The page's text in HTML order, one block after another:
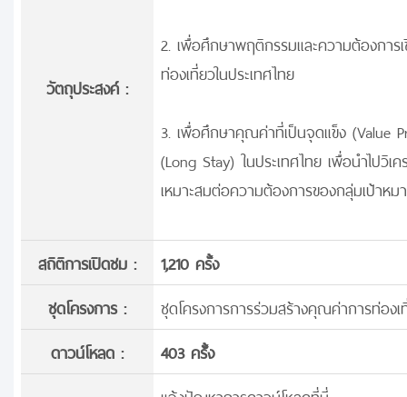
วัตถุประสงค์ :
2. เพื่อศึกษาพฤติกรรมและความต้องการ
ท่องเที่ยวในประเทศไทย
3. เพื่อศึกษาคุณค่าที่เป็นจุดแข็ง (Value
(Long Stay) ในประเทศไทย เพื่อนำไปวิ
เหมาะสมต่อความต้องการของกลุ่มเป้าหม
สถิติการเปิดชม :
1,210 ครั้ง
ชุดโครงการ :
ชุดโครงการการร่วมสร้างคุณค่าการท่อง
ดาวน์โหลด :
403 ครั้้ง